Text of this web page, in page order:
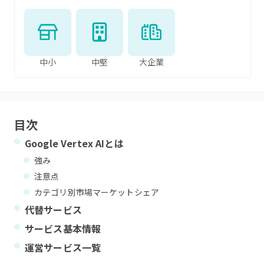
中小 中堅 大企業
目次
Google Vertex AIとは
強み
注意点
カテゴリ別市場マーケットシェア
代替サービス
サービス基本情報
運営サービス一覧